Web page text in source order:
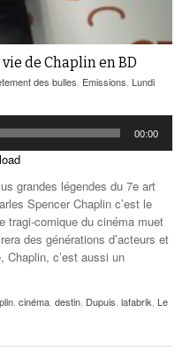
de Chaplin en BD
des bulles, Emissions, Lundi
00:00
grandes légendes du 7e art
Spencer Chaplin c’est le
tragi-comique du cinéma muet
des générations d’acteurs et
c’est aussi un
, cinéma, destin, Dupuis, lafabrik, Le